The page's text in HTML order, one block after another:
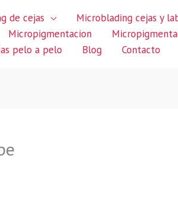
de cejas Microblading cejas y
Micropigmentacion
pelo a pelo Blog Contacto